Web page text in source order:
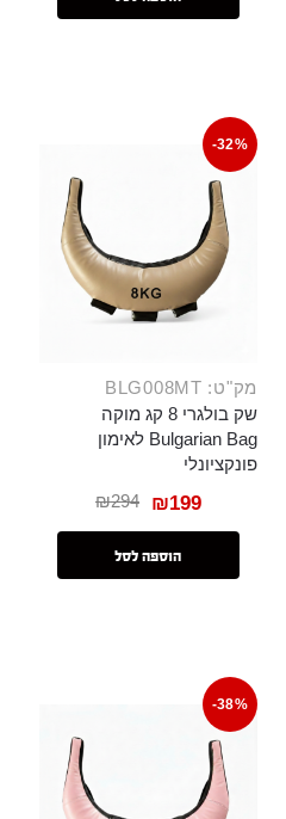
-32%
מק"ט: BLG008MT
שק בולגרי 8 קג מוקה
Bulgarian Bag לאימון
פונקציונלי
₪294 ₪199
הוספה לסל
-38%